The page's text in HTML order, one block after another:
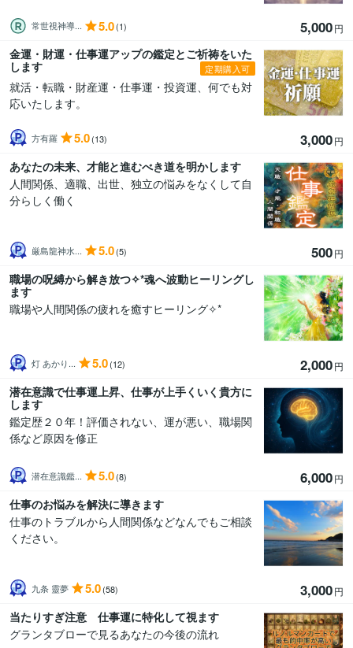
常世視神導... 5.0(1) 5,000円
金運・財運・仕事運アップの鑑定とご祈祷をいた
します
定期購入可
就活・転職・財産運・仕事運・投資運、何でも対
応いたします。
方有羅 5.0(13) 3,000円
あなたの未来、才能と進むべき道を明かします
人間関係、適職、出世、独立の悩みをなくして自
分らしく働く
厳島龍神水... 5.0(5) 500円
職場の呪縛から解き放つ✧*魂へ波動ヒーリングし
ます
職場や人間関係の疲れを癒すヒーリング✧*
灯 あかり... 5.0(12) 2,000円
潜在意識で仕事運上昇、仕事が上手くいく貴方に
します
鑑定歴２０年！評価されない、運が悪い、職場関
係など原因を修正
潜在意識鑑... 5.0(8) 6,000円
仕事のお悩みを解決に導きます
仕事のトラブルから人間関係などなんでもご相談
ください。
九条 靈夢 5.0(58) 3,000円
当たりすぎ注意 仕事運に特化して視ます
グランタブローで見るあなたの今後の流れ